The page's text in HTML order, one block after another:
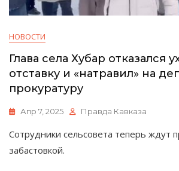
НОВОСТИ
Глава села Хубар отказался
отставку и «натравил» на
прокуратуру
Апр 7, 2025 Правда Кавказа
Сотрудники сельсовета теперь ждут
забастовкой.